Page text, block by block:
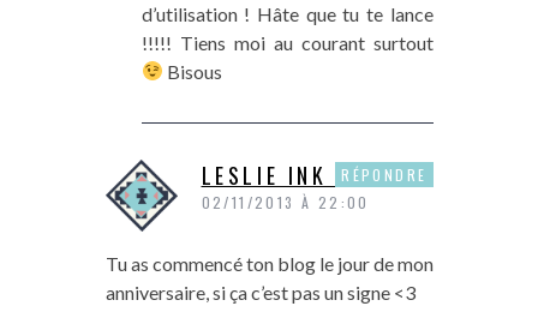
d’utilisation ! Hâte que tu te lance
!!!!! Tiens moi au courant surtout
Bisous
LESLIE INK PARIS
02/11/2013 À 22:00
Tu as commencé ton blog le jour de mon
anniversaire, si ça c’est pas un signe <3
RÉPONDRE